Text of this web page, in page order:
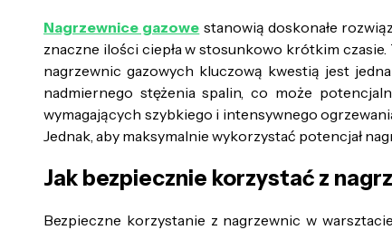
Nagrzewnice gazowe stanowią doskonałe
znaczne ilości ciepła w stosunkowo krótkim
nagrzewnic gazowych kluczową kwestią jest
nadmiernego stężenia spalin, co może
wymagających szybkiego i intensywnego
Jednak, aby maksymalnie wykorzystać potencjał
Jak bezpiecznie korzystać z
Bezpieczne korzystanie z nagrzewnic w